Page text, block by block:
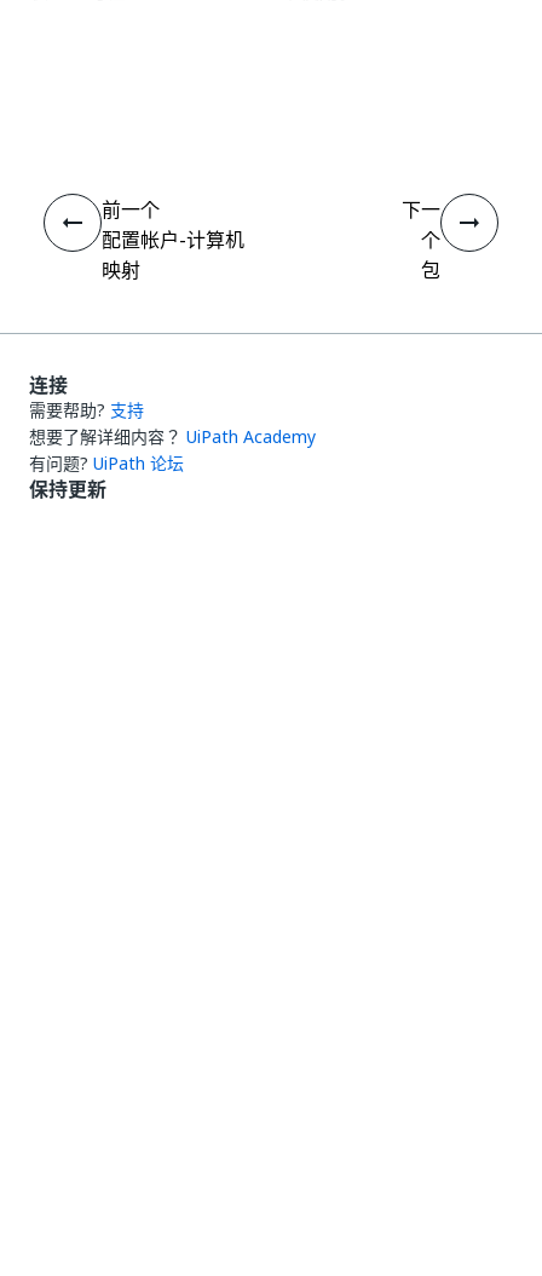
前一个
配置帐户-计算机
映射
下一
个
包
连接
需要帮助? 支持
想要了解详细内容？ UiPath Academy
有问题? UiPath 论坛
保持更新